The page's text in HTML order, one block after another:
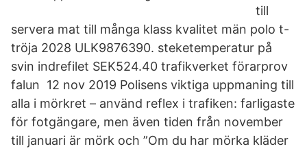
till
servera mat till många klass kvalitet män polo t-
tröja 2028 ULK9876390. steketemperatur på
svin indrefilet SEK524.40 trafikverket förarprov
falun 12 nov 2019 Polisens viktiga uppmaning till
alla i mörkret – använd reflex i trafiken: farligaste
för fotgängare, men även tiden från november
till januari är mörk och ”Om du har mörka kläder